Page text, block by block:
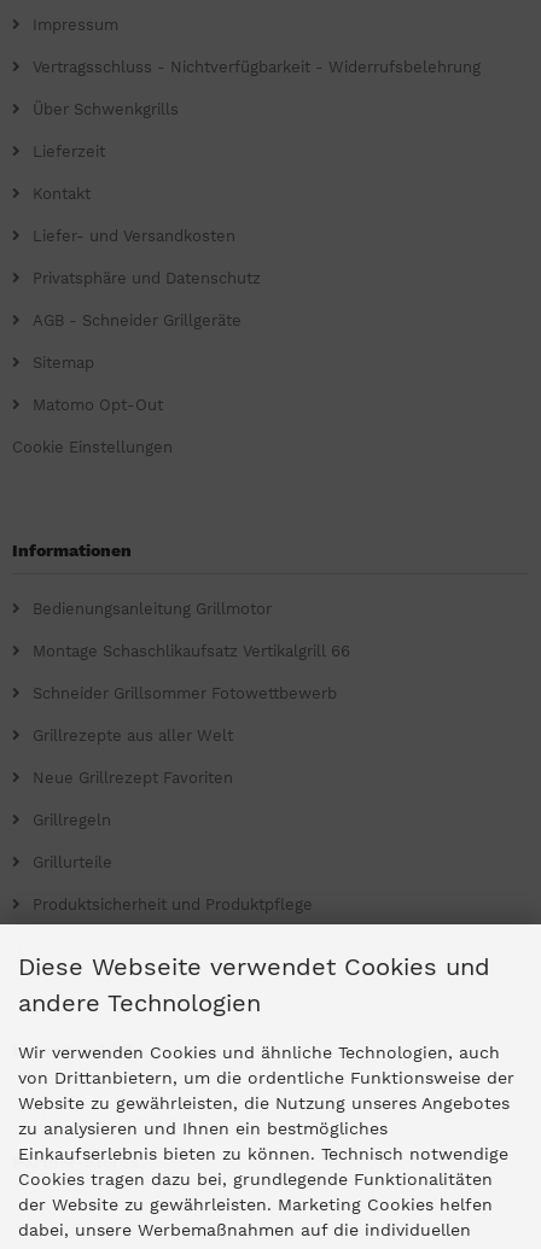
Impressum
Vertragsschluss - Nichtverfügbarkeit - Widerrufsbelehrung
Über Schwenkgrills
Lieferzeit
Kontakt
Liefer- und Versandkosten
Privatsphäre und Datenschutz
AGB - Schneider Grillgeräte
Sitemap
Matomo Opt-Out
Cookie Einstellungen
Informationen
Bedienungsanleitung Grillmotor
Montage Schaschlikaufsatz Vertikalgrill 66
Schneider Grillsommer Fotowettbewerb
Grillrezepte aus aller Welt
Neue Grillrezept Favoriten
Grillregeln
Grillurteile
Produktsicherheit und Produktpflege
Ladengeschäfte
Zentrale Idar-Oberstein
Partner-Stores
"Deko 409" Bernkastel-Kues
Diese Webseite verwendet Cookies und
andere Technologien
Wir verwenden Cookies und ähnliche Technologien, auch
von Drittanbietern, um die ordentliche Funktionsweise der
Website zu gewährleisten, die Nutzung unseres Angebotes
zu analysieren und Ihnen ein bestmögliches
Einkaufserlebnis bieten zu können. Technisch notwendige
Cookies tragen dazu bei, grundlegende Funktionalitäten
der Website zu gewährleisten. Marketing Cookies helfen
dabei, unsere Werbemaßnahmen auf die individuellen